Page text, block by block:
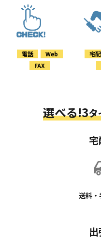
電話
Web
FAX
宅配
選べる!3タ
送料